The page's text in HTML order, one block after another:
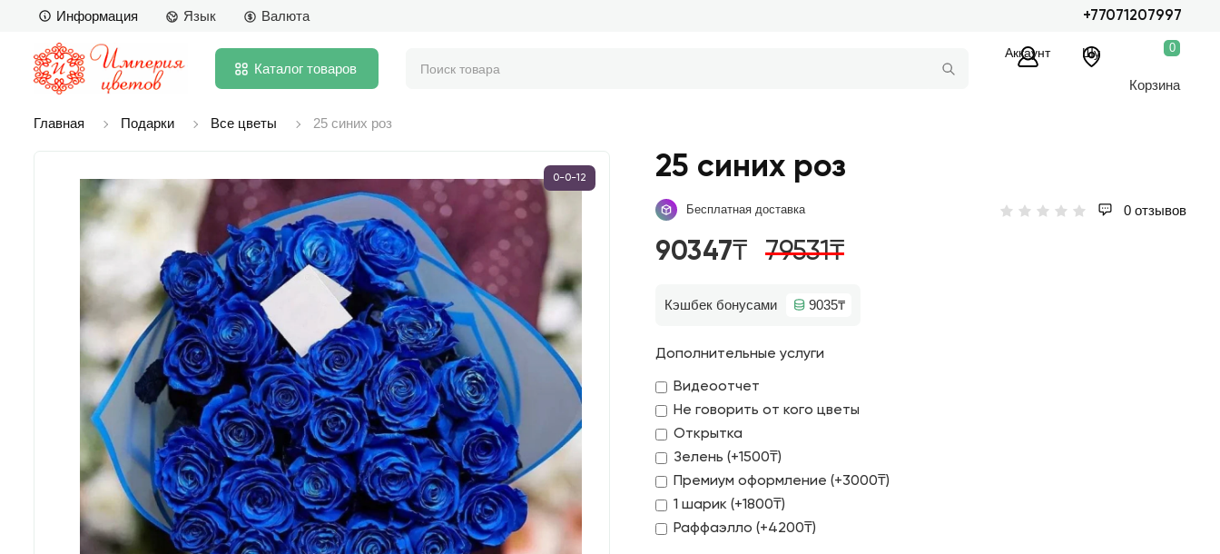
Информация Язык Валюта +77071207997
Каталог товаров
Аккаунт Шу 0
Корзина
Главная Подарки Все цветы 25 синих роз
0-0-12 25 синих роз
Бесплатная доставка 0 отзывов
90347₸ 79531₸
Кэшбек бонусами 9035₸
Дополнительные услуги
Видеоотчет
Не говорить от кого цветы
Открытка
Зелень (+1500₸)
Премиум оформление (+3000₸)
1 шарик (+1800₸)
Раффаэлло (+4200₸)